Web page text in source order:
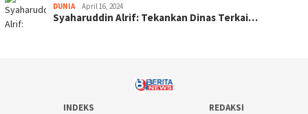
DUNIA April 16, 2024
Syaharuddin Alrif: Tekankan Dinas Terkai…
INDEKS
REDAKSI